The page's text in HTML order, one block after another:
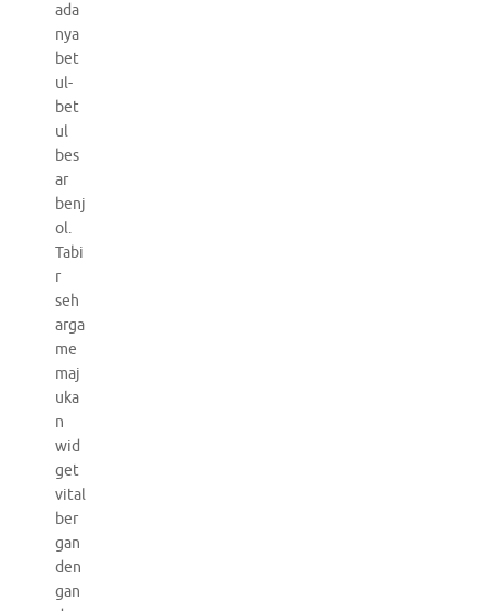
ada
nya
bet
ul-
bet
ul
bes
ar
benj
ol.
Tabi
r
seh
arga
me
maj
uka
n
wid
get
vital
ber
gan
den
gan